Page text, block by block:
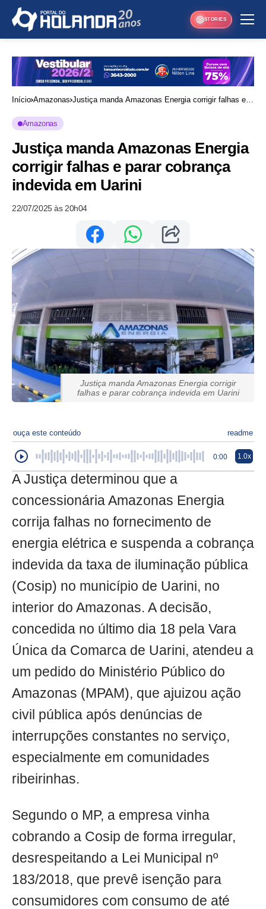
STORIES
Início Amazonas Justiça manda Amazonas Energia corrigir falhas e
Amazonas
Justiça manda Amazonas Energia
corrigir falhas e parar cobrança
indevida em Uarini
22/07/2025 às 20h04
Justiça manda Amazonas Energia corrigir
falhas e parar cobrança indevida em Uarini
ouça este conteúdo readme
0:00 1.0x
A Justiça determinou que a
concessionária Amazonas Energia
corrija falhas no fornecimento de
energia elétrica e suspenda a cobrança
indevida da taxa de iluminação pública
(Cosip) no município de Uarini, no
interior do Amazonas. A decisão,
concedida no último dia 18 pela Vara
Única da Comarca de Uarini, atendeu a
um pedido do Ministério Público do
Amazonas (MPAM), que ajuizou ação
civil pública após denúncias de
interrupções constantes no serviço,
especialmente em comunidades
ribeirinhas.
Segundo o MP, a empresa vinha
cobrando a Cosip de forma irregular,
desrespeitando a Lei Municipal nº
183/2018, que prevê isenção para
consumidores com consumo de até